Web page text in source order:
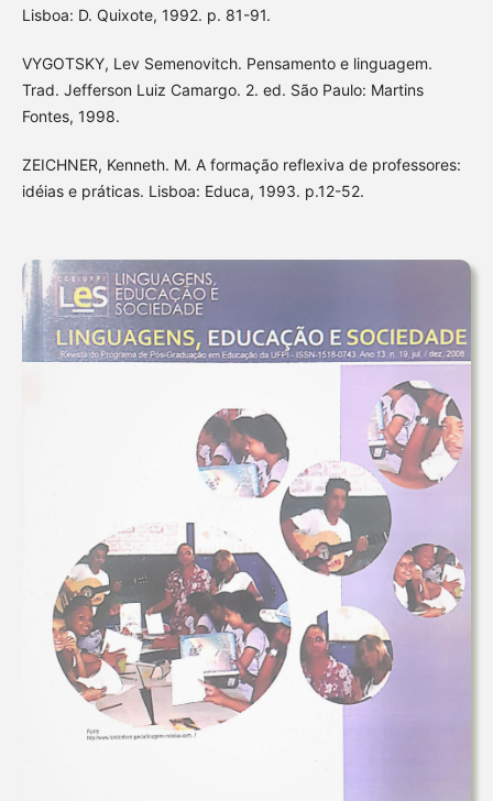
Lisboa: D. Quixote, 1992. p. 81-91.
VYGOTSKY, Lev Semenovitch. Pensamento e linguagem.
Trad. Jefferson Luiz Camargo. 2. ed. São Paulo: Martins
Fontes, 1998.
ZEICHNER, Kenneth. M. A formação reflexiva de professores:
idéias e práticas. Lisboa: Educa, 1993. p.12-52.